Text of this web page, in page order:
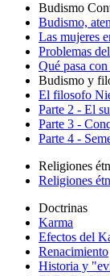
Budismo
Budismo,
Las mujeres
Problemas
Qué pasa
Budismo y
El filosofo
Parte 2 - El
Parte 3 -
Parte 4 -
Religiones
Religiones
Doctrinas
Karma
Efectos del
Renacimiento
Historia y